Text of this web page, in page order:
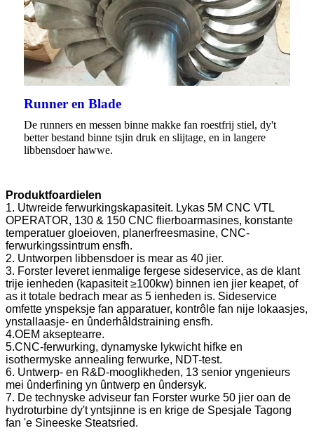
Runner en Blade
De runners en messen binne makke fan roestfrij stiel, dy't
better bestand binne tsjin druk en slijtage, en in langere
libbensdoer hawwe.
Produktfoardielen
1. Utwreide ferwurkingskapasiteit. Lykas 5M CNC VTL
OPERATOR, 130 & 150 CNC flierboarmasines, konstante
temperatuer gloeioven, planerfreesmasine, CNC-
ferwurkingssintrum ensfh.
2. Untworpen libbensdoer is mear as 40 jier.
3. Forster leveret ienmalige fergese sideservice, as de klant
trije ienheden (kapasiteit ≥100kw) binnen ien jier keapet, of
as it totale bedrach mear as 5 ienheden is. Sideservice
omfette ynspeksje fan apparatuer, kontrôle fan nije lokaasjes,
ynstallaasje- en ûnderhâldstraining ensfh.
4.OEM akseptearre.
5.CNC-ferwurking, dynamyske lykwicht hifke en
isothermyske annealing ferwurke, NDT-test.
6. Untwerp- en R&D-mooglikheden, 13 senior yngenieurs
mei ûnderfining yn ûntwerp en ûndersyk.
7. De technyske adviseur fan Forster wurke 50 jier oan de
hydroturbine dy't yntsjinne is en krige de Spesjale Tagong
fan 'e Sineeske Steatsried.